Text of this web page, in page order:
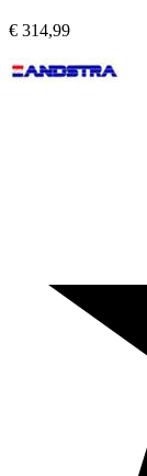
€ 314,99